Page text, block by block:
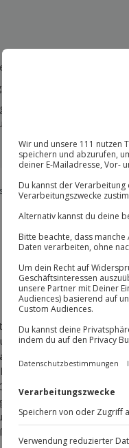
Mauer
Sektorengrenzen
Soldaten über
mutigen
bei der Einlösung
alles um die
wählen. Auf der Tour
Fluchtversuchen
die Mauer das
Charlie führt
Ost- und West-
die längste Open-Air-
die Bezirke